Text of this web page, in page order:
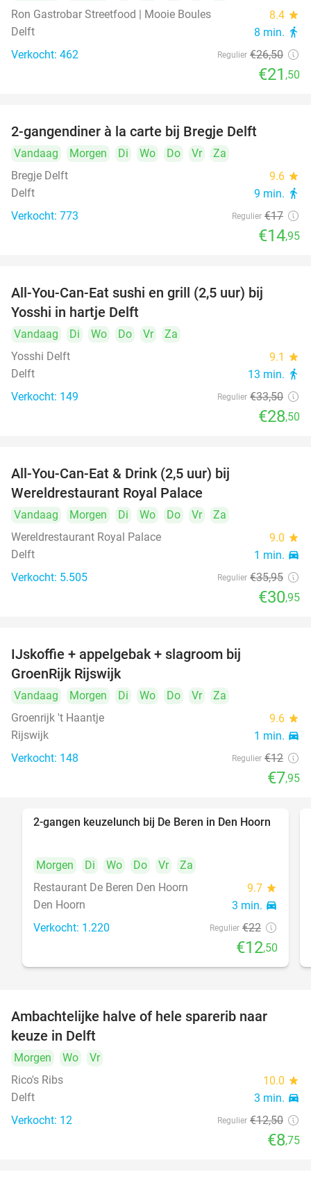
Ron Gastrobar Streetfood | Mooie Boules 8.4 star
Delft 8 min. directions_walk
Verkocht: 462 Regulier €26,50
€21 ,50
2-gangendiner à la carte bij Bregje Delft
Vandaag Morgen Di Wo Do Vr
Za
Bregje Delft
9.6 star
Delft 9 min. directions_walk
Verkocht: 773 Regulier €17
€14,95
All-You-Can-Eat sushi en grill (2,5 uur) bij
Yosshi in hartje Delft
Vandaag Di Wo Do Vr
Za
Yosshi Delft
9.1 star
Delft 13 min. directions_walk
Verkocht: 149 Regulier €33,50
€28,50
All-You-Can-Eat & Drink (2,5 uur) bij
Wereldrestaurant Royal Palace
Vandaag Morgen Di Wo Do Vr
Za
Wereldrestaurant Royal Palace
9.0 star
Delft 1 min. directions_car
Verkocht: 5.505 Regulier €35,95
€30,95
IJskoffie + appelgebak + slagroom bij
GroenRijk Rijswijk
Vandaag Morgen Di Wo Do Vr
Za
Groenrijk 't Haantje
9.6 star
Rijswijk 1 min. directions_car
Verkocht: 148 Regulier €12
€7,95
43%
2-gangen keuzelunch bij De Beren in Den Hoorn
Morgen Di Wo Do Vr
Za
Restaurant De Beren Den Hoorn
9.7 star
Den Hoorn 3 min. directions_car
Verkocht: 1.220 Regulier €22
€12,50
Ambachtelijke halve of hele sparerib naar
keuze in Delft
Morgen Wo
Vr
Rico's Ribs
10.0 star
Delft 3 min. directions_car
Verkocht: 12 Regulier €12,50
€8,75